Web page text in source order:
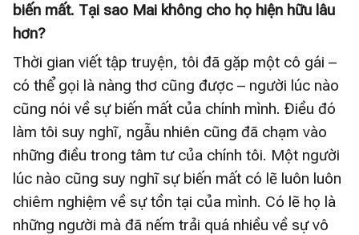
biến mất. Tại sao Mai không cho họ hiện hữu lâu
hơn?
Thời gian viết tập truyện, tôi đã gặp một cô gái –
có thể gọi là nàng thơ cũng được – người lúc nào
cũng nói về sự biến mất của chính mình. Điều đó
làm tôi suy nghĩ, ngẫu nhiên cũng đã chạm vào
những điều trong tâm tư của chính tôi. Một người
lúc nào cũng suy nghĩ sự biến mất có lẽ luôn luôn
chiêm nghiệm về sự tồn tại của mình. Có lẽ họ là
những người mà đã nếm trải quá nhiều về sự vô